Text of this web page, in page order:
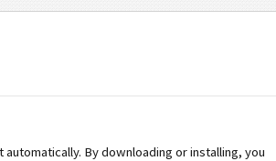
By downloading or installing, you